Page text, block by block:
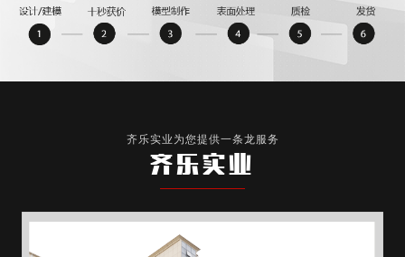
齐乐实业为您提供一条龙服务
齐乐实业